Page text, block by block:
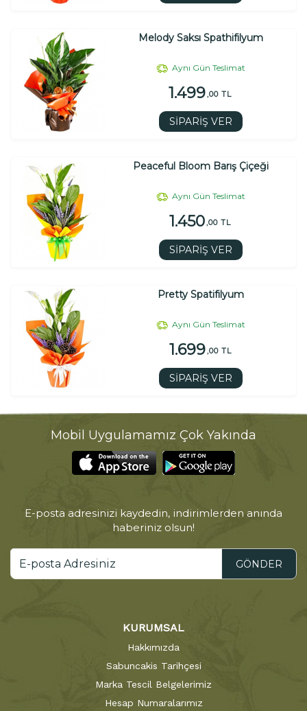
Melody Saksı Spathifilyum
Aynı Gün Teslimat
1.499,00 TL
SİPARİŞ VER
Peaceful Bloom Barış Çiçeği
Aynı Gün Teslimat
1.450,00 TL
SİPARİŞ VER
Pretty Spatifilyum
Aynı Gün Teslimat
1.699,00 TL
SİPARİŞ VER
Mobil Uygulamamız Çok Yakında
E-posta adresinizi kaydedin, indirimlerden anında
haberiniz olsun!
GÖNDER
KURUMSAL
Hakkımızda
Sabuncakis Tarihçesi
Marka Tescil Belgelerimiz
Hesap Numaralarımız